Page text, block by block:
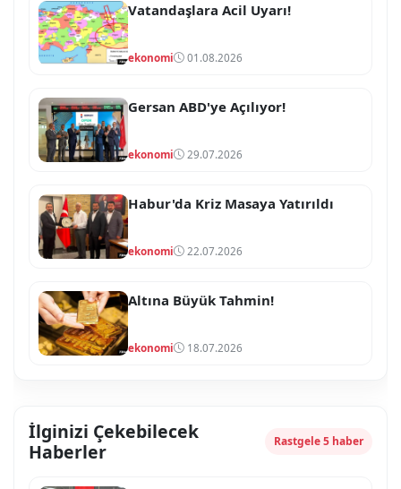
Vatandaşlara Acil Uyarı!
ekonomi 01.08.2026
Gersan ABD'ye Açılıyor!
ekonomi 29.07.2026
Habur'da Kriz Masaya Yatırıldı
ekonomi 22.07.2026
Altına Büyük Tahmin!
ekonomi 18.07.2026
İlginizi Çekebilecek
Haberler
Rastgele 5 haber